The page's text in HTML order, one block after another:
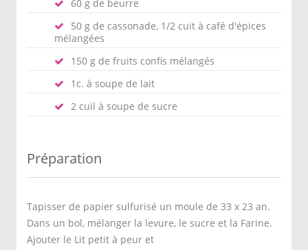
60 g de beurre
50 g de cassonade, 1/2 cuit à café d'épices
mélangées
150 g de fruits confis mélangés
1c. à soupe de lait
2 cuil à soupe de sucre
Préparation
Tapisser de papier sulfurisé un moule de 33 x 23 an.
Dans un bol, mélanger la levure, le sucre et la Farine.
Ajouter le Lit petit à peur et